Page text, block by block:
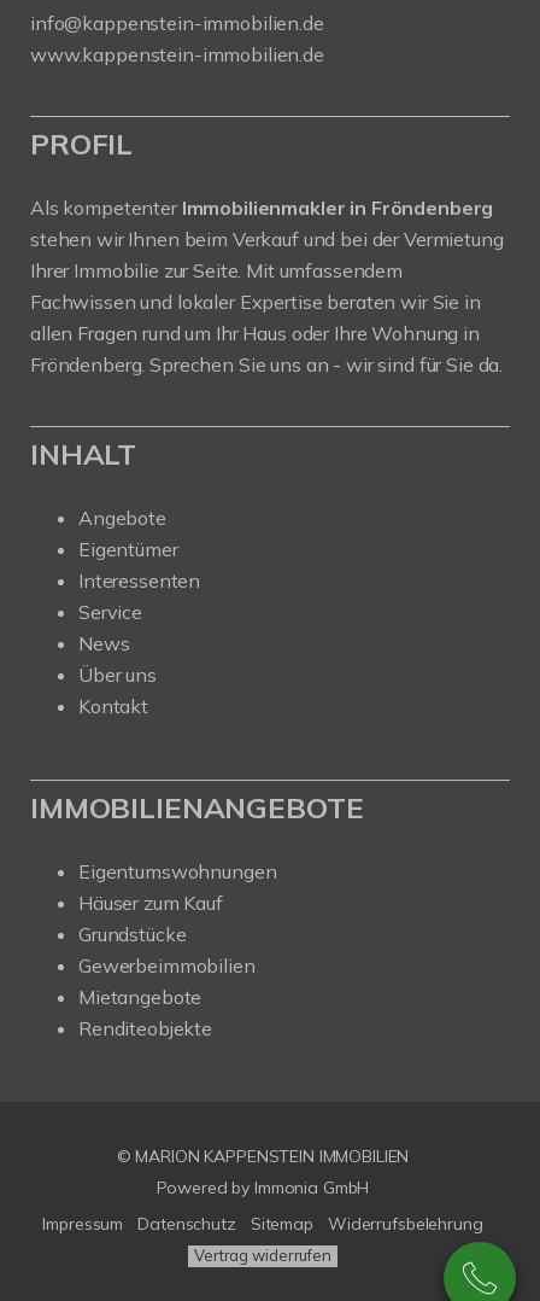
info@kappenstein-immobilien.de
www.kappenstein-immobilien.de
PROFIL
Als kompetenter Immobilienmakler in Fröndenberg
stehen wir Ihnen beim Verkauf und bei der Vermietung
Ihrer Immobilie zur Seite. Mit umfassendem
Fachwissen und lokaler Expertise beraten wir Sie in
allen Fragen rund um Ihr Haus oder Ihre Wohnung in
Fröndenberg. Sprechen Sie uns an - wir sind für Sie da.
INHALT
Angebote
Eigentümer
Interessenten
Service
News
Über uns
Kontakt
IMMOBILIENANGEBOTE
Eigentumswohnungen
Häuser zum Kauf
Grundstücke
Gewerbeimmobilien
Mietangebote
Renditeobjekte
© MARION KAPPENSTEIN IMMOBILIEN
Powered by Immonia GmbH
Impressum
Datenschutz Sitemap Widerrufsbelehrung
Vertrag widerrufen